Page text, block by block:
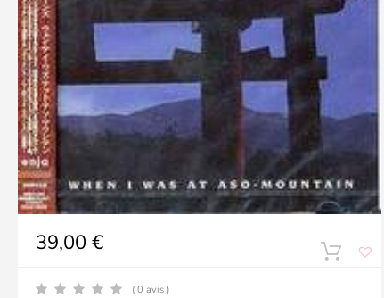
39,00 €
( 0 avis )